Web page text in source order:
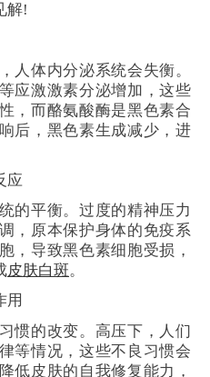
解!
体内分泌系统会失衡。
应激激素分泌增加，这些
，而酪氨酸酶是黑色素合
后，黑色素生成减少，进
应
平衡。过度的精神压力
，原本保护身体的免疫系
，导致黑色素细胞受损，
皮肤白斑。
的改变。高压下，人们
等情况，这些不良习惯会
低皮肤的自我修复能力，